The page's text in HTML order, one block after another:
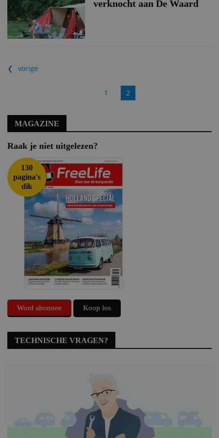
verknocht aan De Waard
vorige
1 2
MAGAZINE
Raak je niet uitgelezen?
130
pagina's
dik
Word abonnee Koop los
TECHNISCHE VRAGEN?